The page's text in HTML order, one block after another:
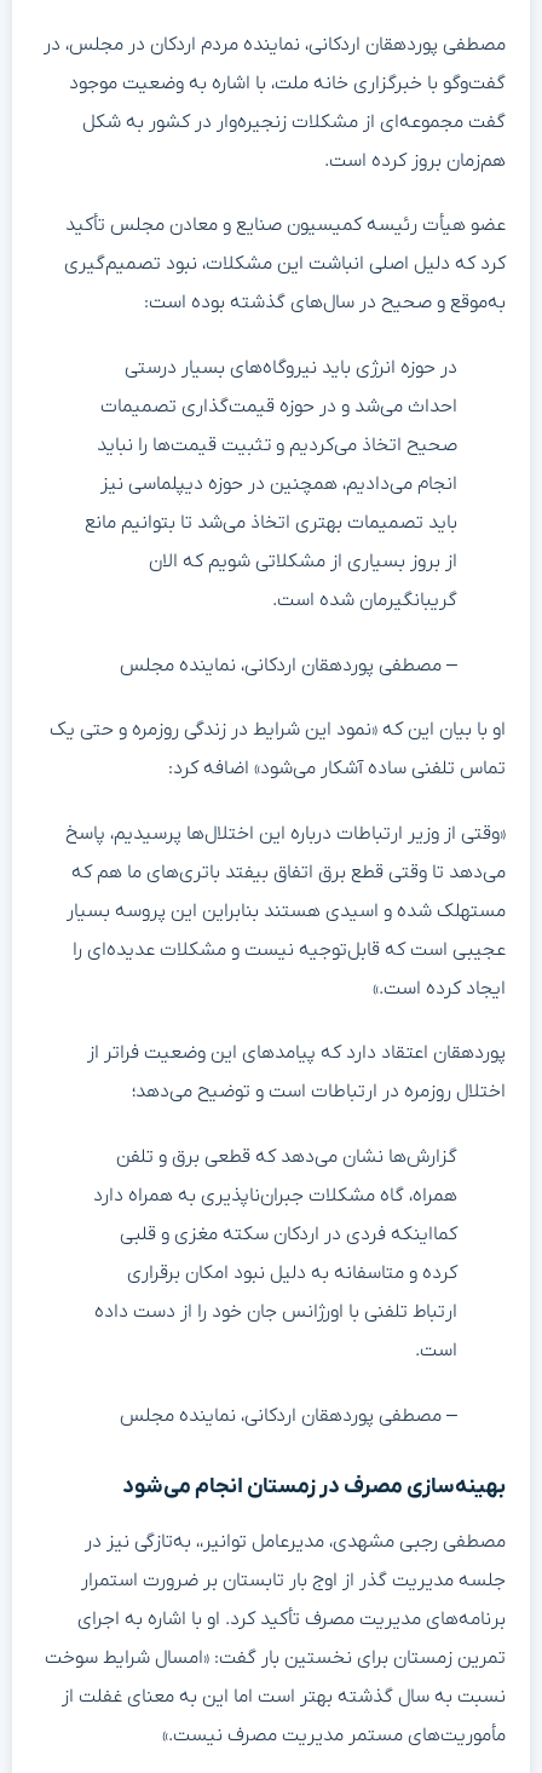
مصطفی پوردهقان اردکانی، نماینده مردم اردکان در مجلس، در
گفت‌وگو با خبرگزاری خانه ملت، با اشاره به وضعیت موجود
گفت مجموعه‌ای از مشکلات زنجیره‌وار در کشور به شکل
هم‌زمان بروز کرده است.
عضو هیأت رئیسه کمیسیون صنایع و معادن مجلس تأکید
کرد که دلیل اصلی انباشت این مشکلات، نبود تصمیم‌گیری
به‌موقع و صحیح در سال‌های گذشته بوده است:
در حوزه انرژی باید نیروگاه‌‎های بسیار درستی
احداث می‌شد و در حوزه قیمت‌گذاری تصمیمات
صحیح اتخاذ می‌‎کردیم و تثبیت قیمت‌ها را نباید
انجام می‌دادیم، همچنین در حوزه دیپلماسی نیز
باید تصمیمات بهتری اتخاذ می‌شد تا بتوانیم مانع
از بروز بسیاری از مشکلاتی شویم که الان
گریبانگیرمان شده است.
– مصطفی پوردهقان اردکانی، نماینده مجلس
او با بیان این که «نمود این شرایط در زندگی روزمره و حتی یک
تماس تلفنی ساده آشکار می‌شود» اضافه کرد:
«وقتی از وزیر ارتباطات درباره این اختلال‌ها پرسیدیم، پاسخ
می‌دهد تا وقتی قطع برق اتفاق بیفتد باتری‌های ما هم که
مستهلک شده و اسیدی هستند بنابراین این پروسه بسیار
عجیبی است که قابل‌توجیه نیست و مشکلات عدیده‌ای را
ایجاد کرده است.»
پوردهقان اعتقاد دارد که پیامدهای این وضعیت فراتر از
اختلال روزمره در ارتباطات است و توضیح می‌دهد؛
گزارش‌ها نشان می‌دهد که قطعی برق و تلفن
همراه، گاه مشکلات جبران‌ناپذیری به همراه دارد
کمااینکه فردی در اردکان سکته مغزی و قلبی
کرده و متاسفانه به دلیل نبود امکان برقراری
ارتباط تلفنی با اورژانس جان خود را از دست داده
است.
– مصطفی پوردهقان اردکانی، نماینده مجلس
بهینه‌سازی مصرف در زمستان انجام می‌شود
مصطفی رجبی مشهدی، مدیرعامل توانیر،، به‌تازگی نیز در
جلسه مدیریت گذر از اوج بار تابستان بر ضرورت استمرار
برنامه‌های مدیریت مصرف تأکید کرد. او با اشاره به اجرای
تمرین زمستان برای نخستین بار گفت: «امسال شرایط سوخت
نسبت به سال گذشته بهتر است اما این به معنای غفلت از
مأموریت‌های مستمر مدیریت مصرف نیست.»